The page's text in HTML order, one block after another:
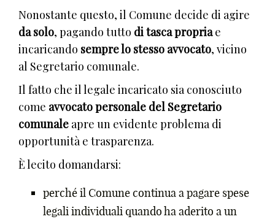
Nonostante questo, il Comune decide di agire
da solo, pagando tutto di tasca propriae
incaricando sempre lo stesso avvocato, vicino
al Segretario comunale.
Il fatto che il legale incaricato sia conosciuto
come avvocato personale del Segretario
comunale apre un evidente problema di
opportunità e trasparenza.
È lecito domandarsi:
perché il Comune continua a pagare spese
legali individuali quando ha aderito a un